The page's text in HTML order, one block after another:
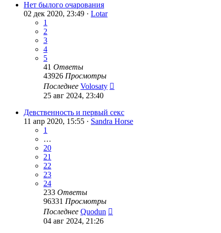
Нет былого очарования
02 дек 2020, 23:49 · Lotar
1
2
3
4
5
41 Ответы
43926 Просмотры
Последнее Volosaty
25 авг 2024, 23:40
Девственность и первый секс
11 апр 2020, 15:55 · Sandra Horse
1
…
20
21
22
23
24
233 Ответы
96331 Просмотры
Последнее Quodun
04 авг 2024, 21:26